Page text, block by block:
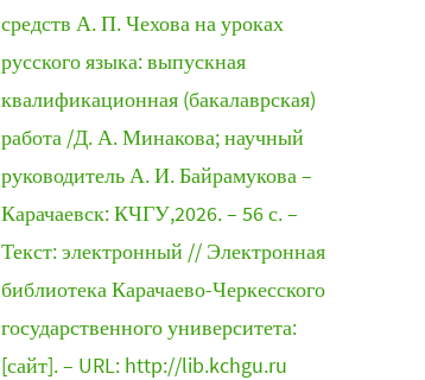
средств А. П. Чехова на уроках
русского языка: выпускная
квалификационная (бакалаврская)
работа /Д. А. Минакова; научный
руководитель А. И. Байрамукова –
Карачаевск: КЧГУ,2026. – 56 с. –
Текст: электронный // Электронная
библиотека Карачаево-Черкесского
государственного университета:
[сайт]. – URL: http://lib.kchgu.ru